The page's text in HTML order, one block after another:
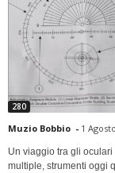
280
Muzio Bobbio - 1
Un viaggio tra gli
multiple, strumenti oggi